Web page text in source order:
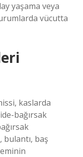
yaşama veya
vücutta
kaslarda
bağırsak
bulantı, baş